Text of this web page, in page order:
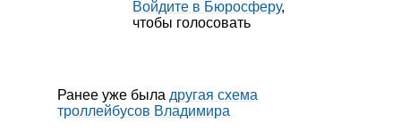
Войдите в Бюросферу,
чтобы голосовать
Ранее уже была другая схема
троллейбусов Владимира